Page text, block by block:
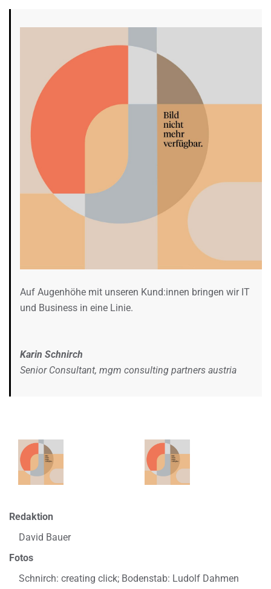
Auf Augenhöhe mit unseren Kund:innen bringen wir IT
und Business in eine Linie.
Karin Schnirch
Senior Consultant, mgm consulting partners austria
Redaktion
David Bauer
Fotos
Schnirch: creating click; Bodenstab: Ludolf Dahmen